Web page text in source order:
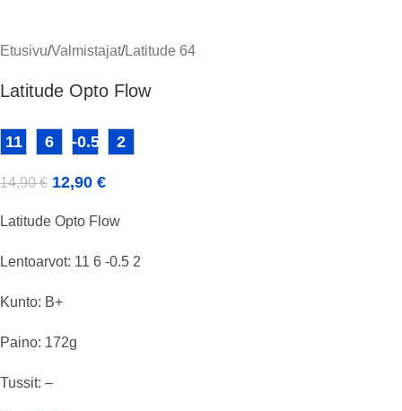
Etusivu/Valmistajat/Latitude 64
Latitude Opto Flow
11 6 -0.5 2
14,90€ 12,90 €
Latitude Opto Flow
Lentoarvot: 11 6 -0.5 2
Kunto: B+
Paino: 172g
Tussit: –